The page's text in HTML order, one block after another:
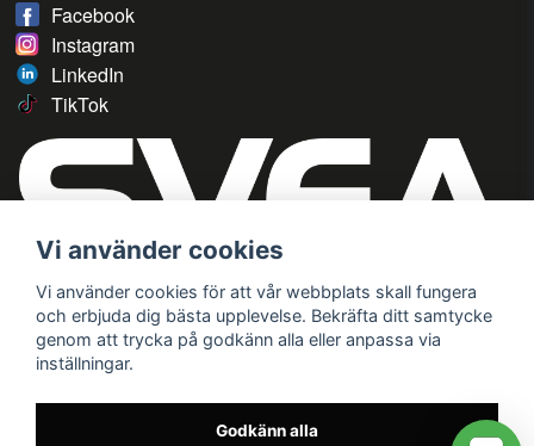
Facebook
Instagram
LinkedIn
TikTok
Vi använder cookies
Vi använder cookies för att vår webbplats skall fungera
och erbjuda dig bästa upplevelse. Bekräfta ditt samtycke
genom att trycka på godkänn alla eller anpassa via
inställningar.
Godkänn alla